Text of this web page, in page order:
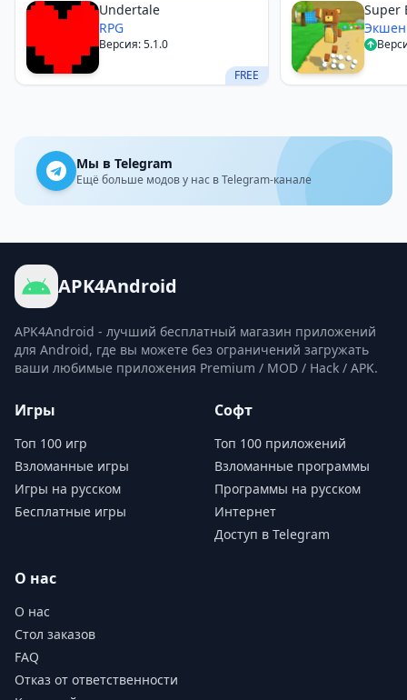
Undertale
RPG
Версия: 5.1.0
FREE
Super
Мы в Telegram
Ещё больше модов у нас в Telegram-канале
APK4Android
APK4Android - лучший бесплатный магазин приложений
для Android, где вы можете без ограничений загружать
ваши любимые приложения Premium / MOD / Hack / APK.
Игры
Топ 100 игр
Взломанные игры
Игры на русском
Бесплатные игры
Софт
Топ 100 приложений
Взломанные программы
Программы на русском
Интернет
Доступ в Telegram
О нас
О нас
Стол заказов
FAQ
Отказ от ответственности